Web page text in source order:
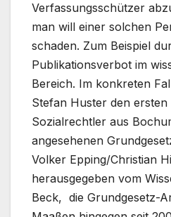
Verfassungsschützer
man will einer solchen
schaden. Zum Beispiel
Publikationsverbot im
Bereich. Im konkreten
Stefan Huster den
Sozialrechtler aus
angesehenen
Volker Epping/Christian
herausgegeben vom
Beck, die Grundgesetz-